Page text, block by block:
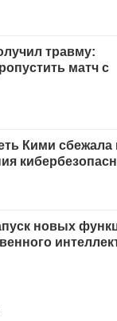
травму:
матч с
Кими сбежала
новых